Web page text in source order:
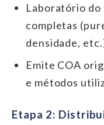
Laboratório do
completas
densidade,
Emite COA
e métodos
Etapa 2: